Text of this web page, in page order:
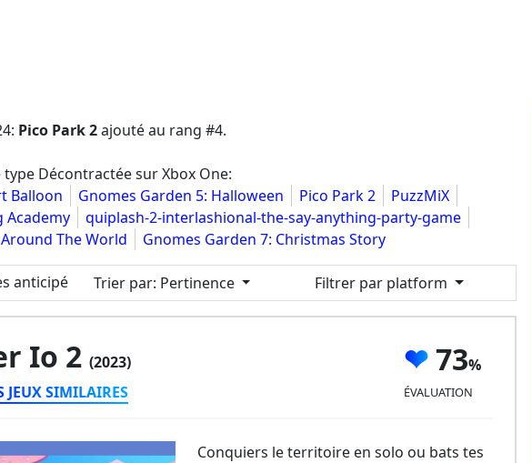
: Pico Park 2ajouté au rang #4.
Décontractée sur Xbox One:
Balloon Gnomes Garden 5: Halloween Pico Park 2
PuzzMiX
Academy
quiplash-2-interlashional-the-say-anything-party-game
The World
Gnomes Garden 7: Christmas Story
anticipé Trier par: Pertinence Filtrer par platform
Io 2 (2023)
JEUX SIMILAIRES
73
ÉVALUATION
Conquiers le territoire en solo ou bats tes